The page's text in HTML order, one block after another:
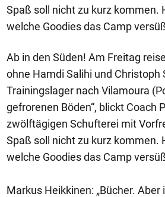
Spaß soll nicht zu kurz kommen.
welche Goodies das Camp
Ab in den Süden! Am Freitag
ohne Hamdi Salihi und Christoph
Trainingslager nach Vilamoura
gefrorenen Böden“, blickt Coach
zwölftägigen Schufterei mit
Spaß soll nicht zu kurz kommen.
welche Goodies das Camp
Markus Heikkinen: „Bücher.